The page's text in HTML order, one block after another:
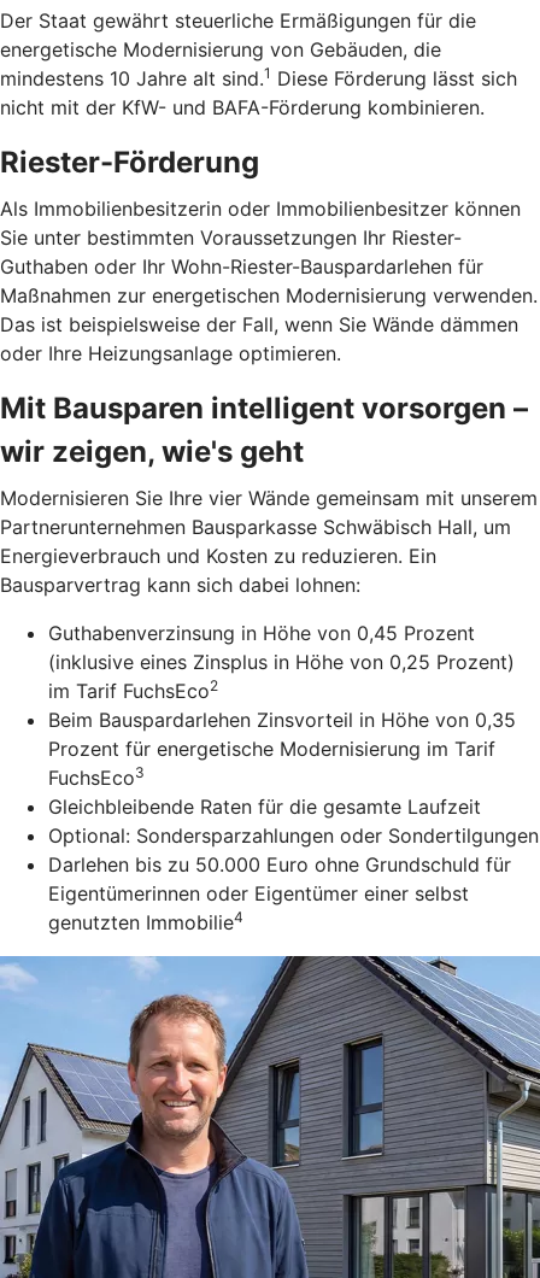
Der Staat gewährt steuerliche Ermäßigungen für die
energetische Modernisierung von Gebäuden, die
mindestens 10 Jahre alt sind.1 Diese Förderung lässt sich
nicht mit der KfW- und BAFA-Förderung kombinieren.
Riester-Förderung
Als Immobilienbesitzerin oder Immobilienbesitzer können
Sie unter bestimmten Voraussetzungen Ihr Riester-
Guthaben oder Ihr Wohn-Riester-Bau­spardarlehen für
Maßnahmen zur energetischen Modernisierung verwenden.
Das ist beispielsweise der Fall, wenn Sie Wände dämmen
oder Ihre Heizungsanlage optimieren.
Mit Bausparen intelligent vorsorgen –
wir zeigen, wie's geht
Modernisieren Sie Ihre vier Wände gemeinsam mit unserem
Partnerunternehmen Bausparkasse Schwäbisch Hall, um
Energieverbrauch und Kosten zu reduzieren. Ein
Bausparvertrag kann sich dabei lohnen:
Guthabenverzinsung in Höhe von 0,45 Prozent
(inklusive eines Zinsplus in Höhe von 0,25 Prozent)
im Tarif FuchsEco2
Beim Bauspardarlehen Zinsvorteil in Höhe von 0,35
Prozent für energetische Modernisierung im Tarif
FuchsEco3
Gleichbleibende Raten für die gesamte Laufzeit
Optional: Sondersparzahlungen oder Sondertilgungen
Darlehen bis zu 50.000 Euro ohne Grundschuld für
Eigentümerinnen oder Eigentümer einer selbst
genutzten Immobilie4